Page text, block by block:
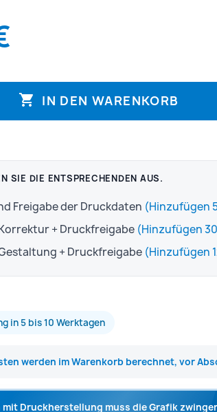
 IN DEN WARENKORB
SIE DIE ENTSPRECHENDEN AUS.
Freigabe der Druckdaten
+ Druckfreigabe
+ Druckfreigabe
in 5 bis 10 Werktagen
werden im Warenkorb berechnet, vor
mit Druckherstellung muss die Grafik